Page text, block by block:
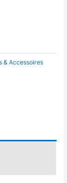
& Accessoires